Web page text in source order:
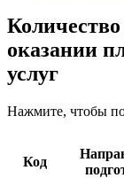
оказании
услуг
Нажмите, чтобы
Код